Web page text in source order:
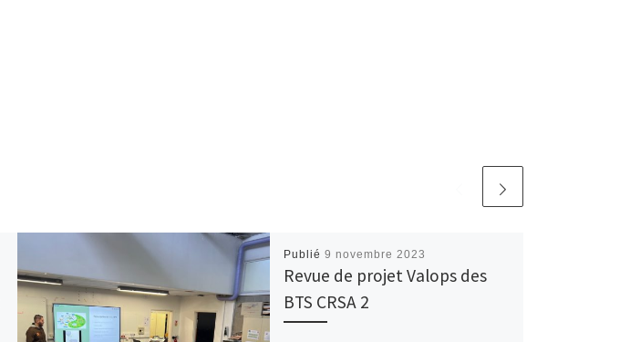
Publié 9 novembre 2023
Revue de projet Valops des
BTS CRSA 2